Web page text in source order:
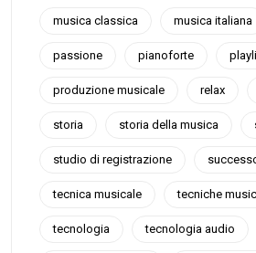
musica classica musica italiana
passione pianoforte
produzione musicale relax
storia storia della musica
studio di registrazione
tecnica musicale tecniche
tecnologia tecnologia audio